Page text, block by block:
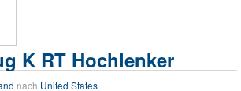
K RT Hochlenker
nach United States